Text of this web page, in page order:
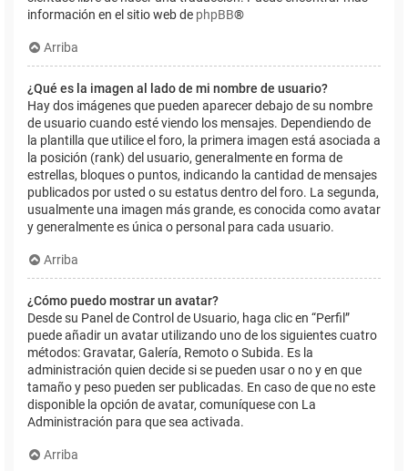
información en el sitio web de phpBB®
Arriba
¿Qué es la imagen al lado de mi nombre de usuario?
Hay dos imágenes que pueden aparecer debajo de su nombre
de usuario cuando esté viendo los mensajes. Dependiendo de
la plantilla que utilice el foro, la primera imagen está asociada a
la posición (rank) del usuario, generalmente en forma de
estrellas, bloques o puntos, indicando la cantidad de mensajes
publicados por usted o su estatus dentro del foro. La segunda,
usualmente una imagen más grande, es conocida como avatar
y generalmente es única o personal para cada usuario.
Arriba
¿Cómo puedo mostrar un avatar?
Desde su Panel de Control de Usuario, haga clic en “Perfil”
puede añadir un avatar utilizando uno de los siguientes cuatro
métodos: Gravatar, Galería, Remoto o Subida. Es la
administración quien decide si se pueden usar o no y en que
tamaño y peso pueden ser publicadas. En caso de que no este
disponible la opción de avatar, comuníquese con La
Administración para que sea activada.
Arriba